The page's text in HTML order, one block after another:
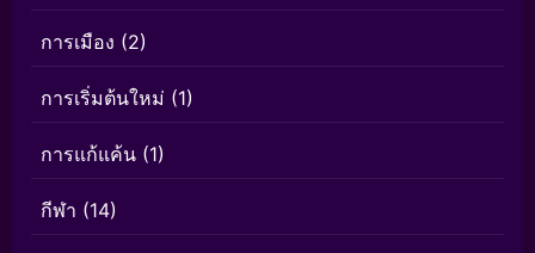
การเมือง (2)
การเริ่มต้นใหม่ (1)
การแก้แค้น (1)
กีฬา (14)